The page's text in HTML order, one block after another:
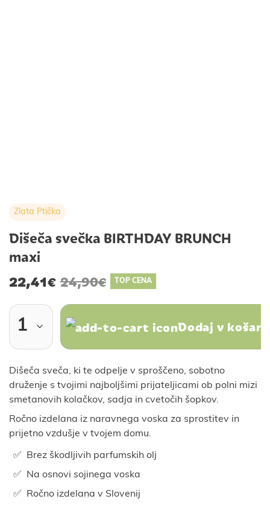
Zlata Ptička
Dišeča svečka BIRTHDAY BRUNCH
maxi
22,41€ 24,90€ TOP CENA
Dodaj v
Dišeča sveča, ki te odpelje v sproščeno, sobotno
druženje s tvojimi najboljšimi prijateljicami ob polni mizi
smetanovih kolačkov, sadja in cvetočih šopkov.
Ročno izdelana iz naravnega voska za sprostitev in
prijetno vzdušje v tvojem domu.
Brez škodljivih parfumskih olj
Na osnovi sojinega voska
Ročno izdelana v Slovenij